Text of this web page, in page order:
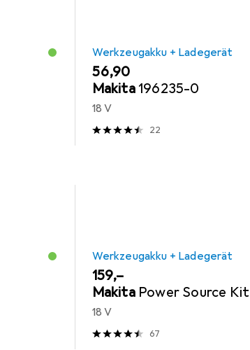
Werkzeugakku + Ladegerät
EUR
56,90
Makita 196235-0
18 V
22
Werkzeugakku + Ladegerät
EUR
159,–
Makita Power Source Kit
18 V
67